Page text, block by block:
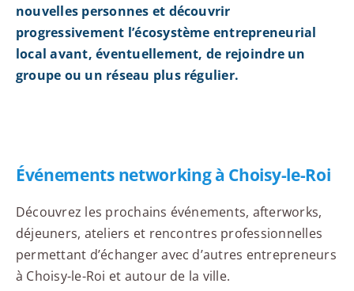
nouvelles personnes et découvrir
progressivement l’écosystème entrepreneurial
local avant, éventuellement, de rejoindre un
groupe ou un réseau plus régulier.
Événements networking à Choisy-le-Roi
Découvrez les prochains événements, afterworks,
déjeuners, ateliers et rencontres professionnelles
permettant d’échanger avec d’autres entrepreneurs
à Choisy-le-Roi et autour de la ville.